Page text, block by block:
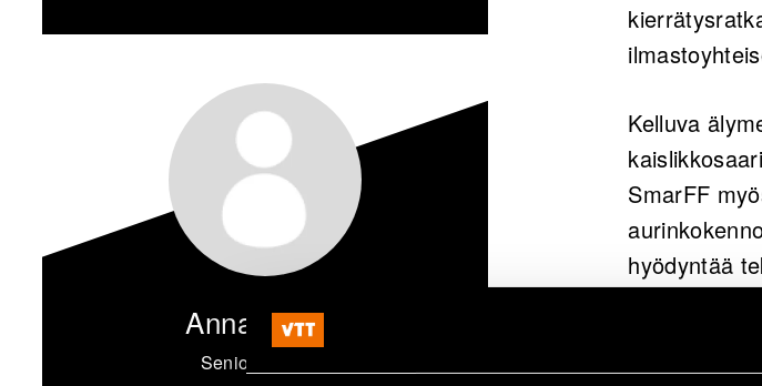
Kelluva
SmarFF
hyödyntää
E-Children
Anna Ylinen
Senior Scientist